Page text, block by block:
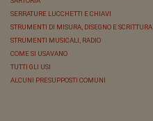
SERRATURE LUCCHETTI E CHIAVI
STRUMENTI DI MISURA, DISEGNO E SCRITTURA
STRUMENTI MUSICALI, RADIO
COME SI USAVANO
TUTTI GLI USI
ALCUNI PRESUPPOSTI COMUNI